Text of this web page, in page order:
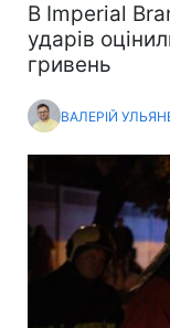
В Imperial
ударів
гривень
ВАЛЕРІЙ